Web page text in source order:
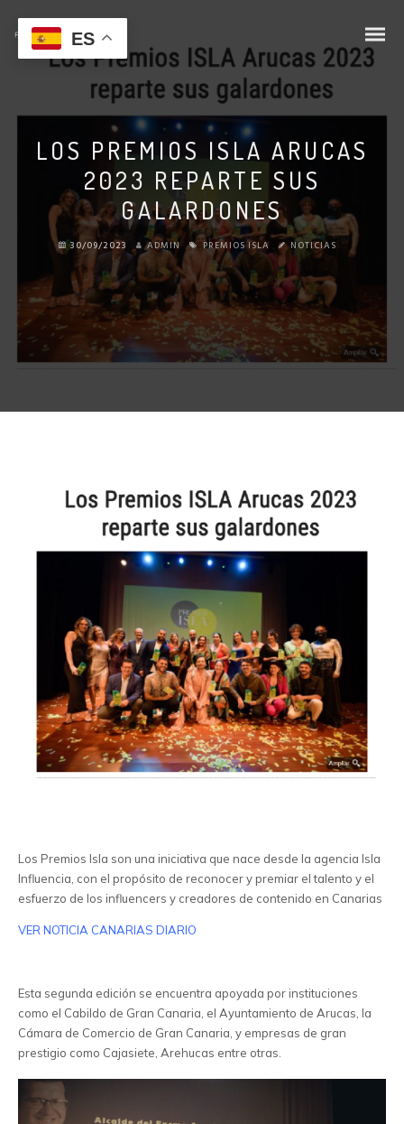
LOS PREMIOS ISLA ARUCAS
2023 REPARTE SUS
GALARDONES
30/09/2023 ADMIN PREMIOS ISLA NOTICIAS
Los Premios Isla son una iniciativa que nace desde la agencia Isla
Influencia, con el propósito de reconocer y premiar el talento y el
esfuerzo de los influencers y creadores de contenido en Canarias
VER NOTICIA CANARIAS DIARIO
Esta segunda edición se encuentra apoyada por instituciones
como el Cabildo de Gran Canaria, el Ayuntamiento de Arucas, la
Cámara de Comercio de Gran Canaria, y empresas de gran
prestigio como Cajasiete, Arehucas entre otras.
ES